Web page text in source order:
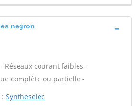
negron
Réseaux courant faibles -
complète ou partielle -
Syntheselec